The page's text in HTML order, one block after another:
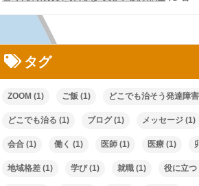
タグ
ZOOM (1) ご飯 (1) どこでも治そう発達障害
どこでも治る (1) ブログ(1) メッセージ (1)
会合 (1) 働く (1) 医師 (1) 医療 (1)
地域格差 (1) 学び(1) 就職 (1) 役に立つ